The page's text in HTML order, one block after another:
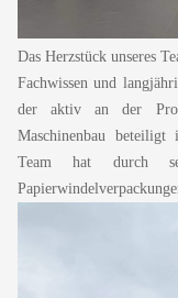
Das Herzstück unseres
Fachwissen und
der aktiv an der
Maschinenbau beteiligt
Team hat durch